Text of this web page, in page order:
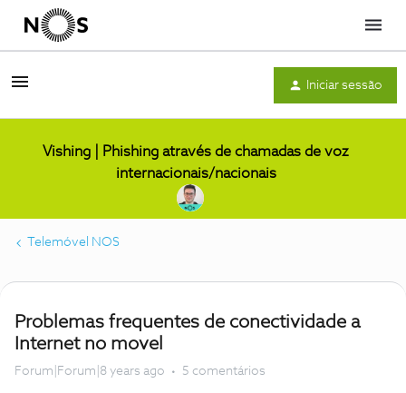
Menu
Iniciar sessão
Vishing | Phishing através de chamadas de voz
internacionais/nacionais
Telemóvel NOS
Problemas frequentes de conectividade a
Internet no movel
Forum|Forum|8 years ago 5 comentários